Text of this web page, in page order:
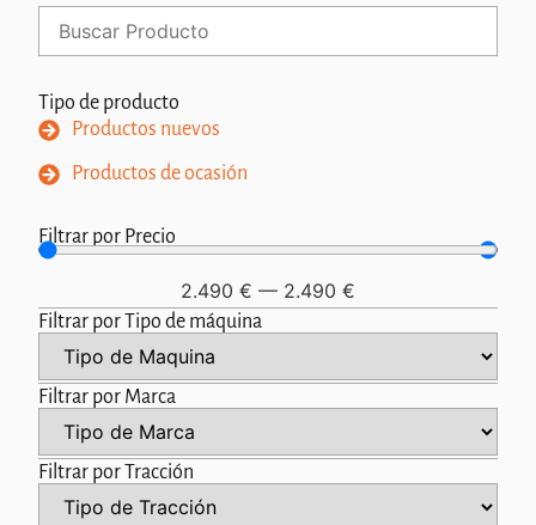
Tipo de producto
Productos nuevos
Productos de ocasión
Filtrar por Precio
2.490 € — 2.490 €
Filtrar por Tipo de máquina
Filtrar por Marca
Filtrar por Tracción